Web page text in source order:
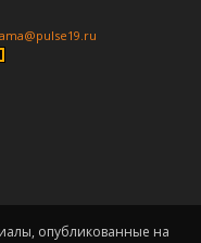
опубликованные на